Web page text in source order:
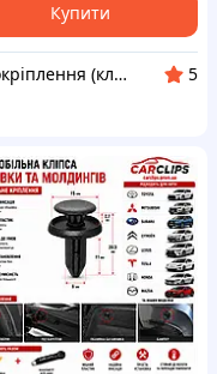
Купити
Автокріплення (кліпси/андапки), роз'єми (фішки), вентиля колес, термоусадки, автоаксесуари та ін.
5